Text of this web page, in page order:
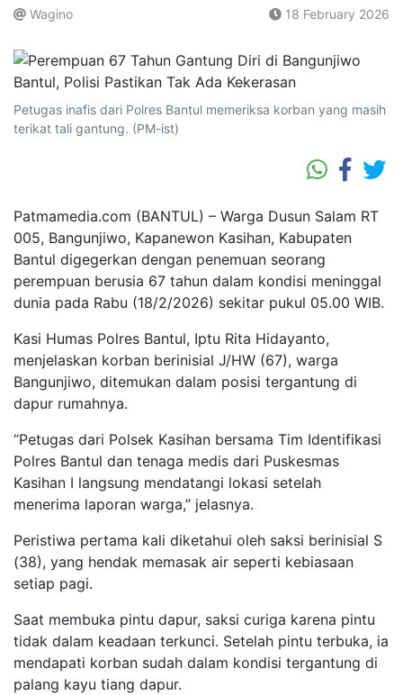
Wagino 18 February 2026
Petugas inafis dari Polres Bantul memeriksa korban yang masih
terikat tali gantung. (PM-ist)
Patmamedia.com (BANTUL) – Warga Dusun Salam RT
005, Bangunjiwo, Kapanewon Kasihan, Kabupaten
Bantul digegerkan dengan penemuan seorang
perempuan berusia 67 tahun dalam kondisi meninggal
dunia pada Rabu (18/2/2026) sekitar pukul 05.00 WIB.
Kasi Humas Polres Bantul, Iptu Rita Hidayanto,
menjelaskan korban berinisial J/HW (67), warga
Bangunjiwo, ditemukan dalam posisi tergantung di
dapur rumahnya.
“Petugas dari Polsek Kasihan bersama Tim Identifikasi
Polres Bantul dan tenaga medis dari Puskesmas
Kasihan I langsung mendatangi lokasi setelah
menerima laporan warga,” jelasnya.
Peristiwa pertama kali diketahui oleh saksi berinisial S
(38), yang hendak memasak air seperti kebiasaan
setiap pagi.
Saat membuka pintu dapur, saksi curiga karena pintu
tidak dalam keadaan terkunci. Setelah pintu terbuka, ia
mendapati korban sudah dalam kondisi tergantung di
palang kayu tiang dapur.